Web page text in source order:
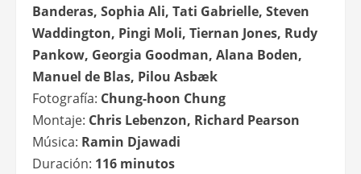
Banderas, Sophia Ali, Tati Gabrielle, Steven
Waddington, Pingi Moli, Tiernan Jones, Rudy
Pankow, Georgia Goodman, Alana Boden,
Manuel de Blas, Pilou Asbæk
Fotografía: Chung-hoon Chung
Montaje: Chris Lebenzon, Richard Pearson
Música: Ramin Djawadi
Duración: 116 minutos